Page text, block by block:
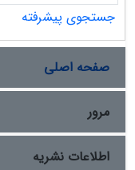
جستجوی پیشرفته
صفحه اصلی
مرور
اطلاعات نشریه